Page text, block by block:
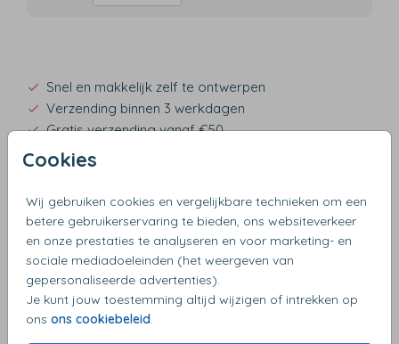
Cookies
Wij gebruiken cookies en vergelijkbare technieken om een
betere gebruikerservaring te bieden, ons websiteverkeer
en onze prestaties te analyseren en voor marketing- en
sociale mediadoeleinden (het weergeven van
gepersonaliseerde advertenties).
Je kunt jouw toestemming altijd wijzigen of intrekken op
ons ons cookiebeleid
Snel en makkelijk zelf te ontwerpen
Verzending binnen 3 werkdagen
Gratis verzending vanaf €50
OMSCHRIJVING
biotop 15 x 11